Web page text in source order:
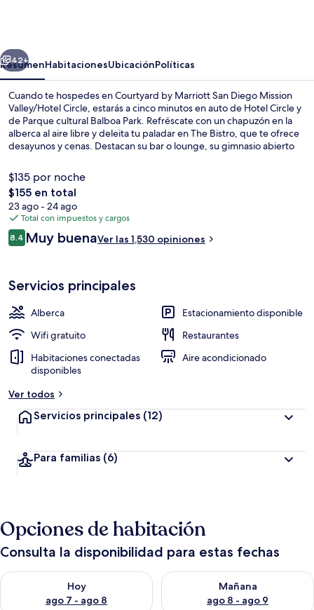
Diego
Mission
Valley/Hotel
Circle
Siguiente
42+
ResumenHabitacionesUbicaciónPolíticas
Cuando te hospedes en Courtyard by Marriott San Diego Mission
Valley/Hotel Circle, estarás a cinco minutos en auto de Hotel Circle y
de Parque cultural Balboa Park. Refréscate con un chapuzón en la
alberca al aire libre y deleita tu paladar en The Bistro, que te ofrece
desayunos y cenas. Destacan su bar o lounge, su gimnasio abierto
personal amable. La propiedad está a una corta distancia a pie de
algunas opciones de transporte público: Parada de tranvía Fashion
Valley Transit Center está a 14 minutos.
$135 por noche
El
precio
total
es
de
$155 en total
23 ago - 24 ago
Total con impuestos y cargos
Opiniones
8.48.4 de 10,
Muy buenaVer las 1,530 opiniones
Servicios principales
Alberca
Estacionamiento disponible
Wifi gratuito
Restaurantes
Habitaciones conectadas
disponibles
Aire acondicionado
Ver todos
Servicios principales (12)
Para familias (6)
Opciones de habitación
Consulta la disponibilidad para estas fechas
Hoy
ago 7 - ago 8
Consulta la disponibilidad para hoy ago 7 - ago 8
Mañana
ago 8 - ago 9
Consulta la disponibilidad